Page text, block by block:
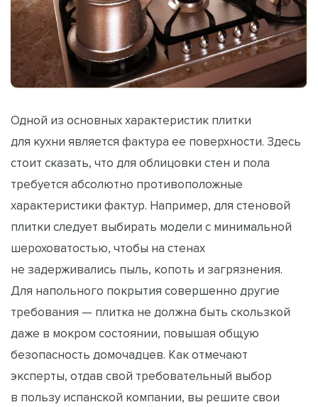
Одной из основных характеристик плитки
для кухни является фактура ее поверхности. Здесь
стоит сказать, что для облицовки стен и пола
требуется абсолютно противоположные
характеристики фактур. Например, для стеновой
плитки следует выбирать модели с минимальной
шероховатостью, чтобы на стенах
не задерживались пыль, копоть и загрязнения.
Для напольного покрытия совершенно другие
требования — плитка не должна быть скользкой
даже в мокром состоянии, повышая общую
безопасность домочадцев. Как отмечают
эксперты, отдав свой требовательный выбор
в пользу испанской компании, вы решите свои